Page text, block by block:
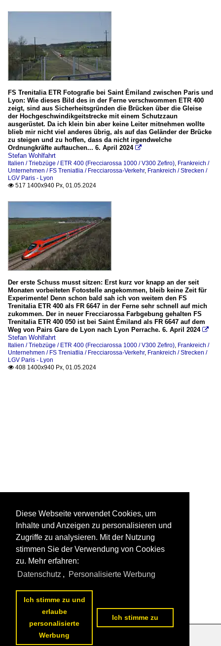
FS Trenitalia ETR Fotografie bei Saint Émiland zwischen Paris und
Lyon: Wie dieses Bild des in der Ferne verschwommen ETR 400
zeigt, sind aus Sicherheitsgründen die Brücken über die Gleise
der Hochgeschwindikgeitstrecke mit einem Schutzzaun
ausgerüstet. Da ich klein bin aber keine Leiter mitnehmen wollte
blieb mir nicht viel anderes übrig, als auf das Geländer der Brücke
zu steigen und zu hoffen, dass da nicht irgendwelche
Ordnungkräfte auftauchen... 6. April 2024 
Stefan Wohlfahrt
Italien / Triebzüge / ETR 400 (Frecciarossa 1000 / V300 Zefiro), Frankreich /
Unternehmen / FS Treniatlia / Frecciarossa-Verkehr, Frankreich / Strecken /
LGV Paris - Lyon
 517 1400x940 Px, 01.05.2024
Der erste Schuss musst sitzen: Erst kurz vor knapp an der seit
Monaten vorbeiteten Fotostelle angekommen, bleib keine Zeit für
Experimente! Denn schon bald sah ich von weitem den FS
Trenitalia ETR 400 als FR 6647 in der Ferne sehr schnell auf mich
zukommen. Der in neuer Frecciarossa Farbgebung gehalten FS
Trenitalia ETR 400 050 ist bei Saint Émiland als FR 6647 auf dem
Weg von Pairs Gare de Lyon nach Lyon Perrache. 6. April 2024 
Stefan Wohlfahrt
Italien / Triebzüge / ETR 400 (Frecciarossa 1000 / V300 Zefiro), Frankreich /
Unternehmen / FS Treniatlia / Frecciarossa-Verkehr, Frankreich / Strecken /
LGV Paris - Lyon
 408 1400x940 Px, 01.05.2024
Datenschutzerklärung
Diese Webseite verwendet Cookies, um
Inhalte und Anzeigen zu personalisieren und
Zugriffe zu analysieren. Mit der Nutzung
stimmen Sie der Verwendung von Cookies
zu. Mehr erfahren:
Datenschutz , Personalisierte Werbung
Ich stimme zu und
erlaube
personalisierte
Werbung
Ich stimme zu